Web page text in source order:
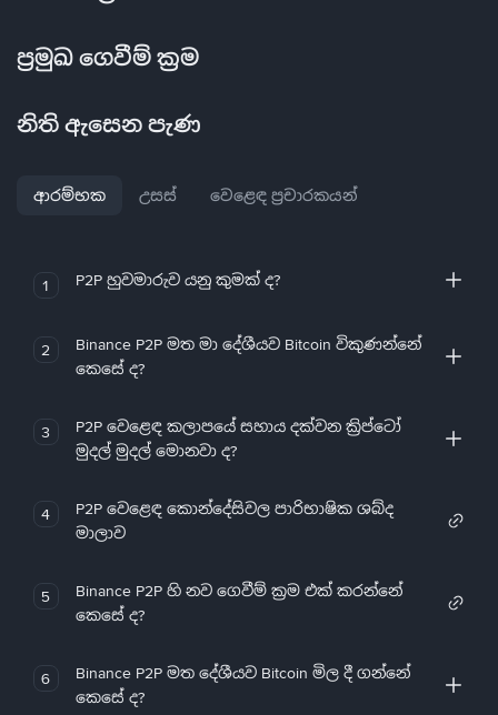
ප්‍රමුඛ ගෙවීම් ක්‍රම
නිති ඇසෙන පැණ
ආරම්භක උසස් වෙළෙඳ ප්‍රචාරකයන්
1 P2P හුවමාරුව යනු කුමක් ද?
2
Binance P2P මත මා දේශීයව Bitcoin විකුණන්නේ
කෙසේ ද?
3
P2P වෙළෙඳ කලාපයේ සහාය දක්වන ක්‍රිප්ටෝ
මුදල් මුදල් මොනවා ද?
4
P2P වෙළෙඳ කොන්දේසිවල පාරිභාෂික ශබ්ද
මාලාව
5
Binance P2P හි නව ගෙවීම් ක්‍රම එක් කරන්නේ
කෙසේ ද?
6
Binance P2P මත දේශීයව Bitcoin මිල දී ගන්නේ
කෙසේ ද?